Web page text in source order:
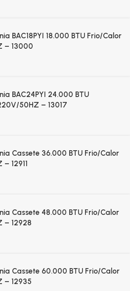
BAC18PYI 18.000 BTU Frio/Calor
– 13000
BAC24PYI 24.000 BTU
50HZ – 13017
Cassete 36.000 BTU Frio/Calor
12911
Cassete 48.000 BTU Frio/Calor
– 12928
Cassete 60.000 BTU Frio/Calor
– 12935